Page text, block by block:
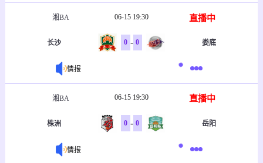
湘BA 06-15 19:30 直播中
长沙 0 - 0 娄底
情报
湘BA 06-15 19:30 直播中
株洲 0 - 0 岳阳
情报